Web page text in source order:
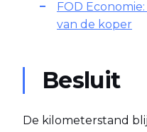
FOD
van de koper
Besluit
De kilometerstand